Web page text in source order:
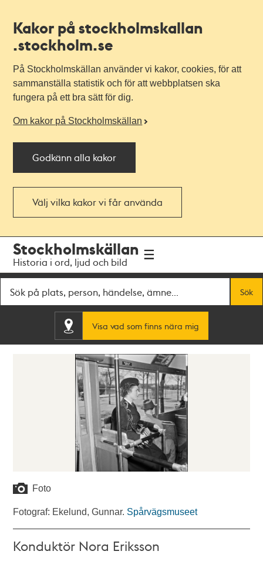
Kakor på stockholmskallan
.stockholm.se
På Stockholmskällan använder vi kakor, cookies, för att
sammanställa statistik och för att webbplatsen ska
fungera på ett bra sätt för dig.
Om kakor på Stockholmskällan
Godkänn alla kakor
Välj vilka kakor vi får använda
navigationen
huvudinnehållet
Stockholmskällan
Historia i ord, ljud och bild
Sök
Visa vad som finns nära mig
Foto
Fotograf: Ekelund, Gunnar. Spårvägsmuseet
Konduktör Nora Eriksson